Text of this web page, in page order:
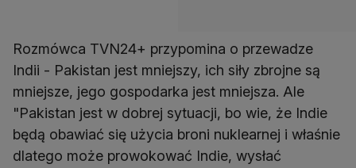
Rozmówca TVN24+ przypomina o przewadze
Indii - Pakistan jest mniejszy, ich siły zbrojne są
mniejsze, jego gospodarka jest mniejsza. Ale
"Pakistan jest w dobrej sytuacji, bo wie, że Indie
będą obawiać się użycia broni nuklearnej i właśnie
dlatego może prowokować Indie, wysłać